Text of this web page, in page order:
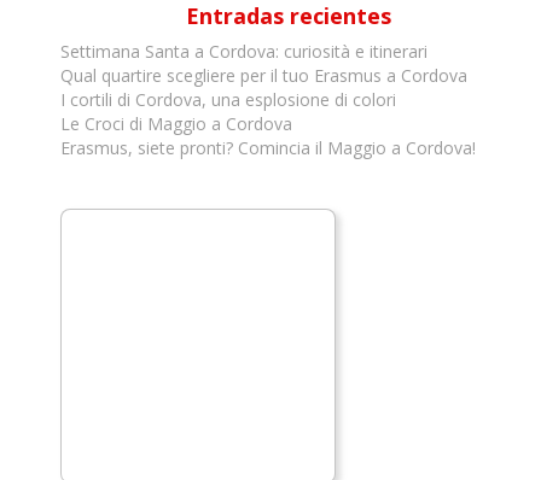
Entradas recientes
Settimana Santa a Cordova: curiosità e itinerari
Qual quartire scegliere per il tuo Erasmus a Cordova
I cortili di Cordova, una esplosione di colori
Le Croci di Maggio a Cordova
Erasmus, siete pronti? Comincia il Maggio a Cordova!